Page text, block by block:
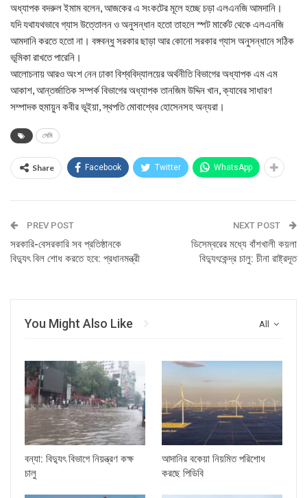
অধ্যাপক বদরুল ইমাম বলেন, আজকের এ সংকটের মূলে হচ্ছে চড়া এলএনজি আমদানি।
যদি যথাযথভাবে গ্যাস উত্তোলন ও অনুসন্ধান হতো তাহলে স্পট মার্কেট থেকে এলএনজি
আমদানি করতে হতো না। বঙ্গবন্ধু সরকার ছাড়া আর কোনো সরকার গ্যাস অনুসন্ধানে সঠিক
ভূমিকা রাখতে পারেনি।
আলোচনায় আরও অংশ নেন ঢাকা বিশ্ববিদ্যালয়ের অর্থনীতি বিভাগের অধ্যাপক এম এম
আকাশ, আন্তর্জাতিক সম্পর্ক বিভাগের অধ্যাপক তানজিম উদ্দিন খান, ক্যাবের সাধারণ
সম্পাদক হুমায়ুন কবীর ভূইয়া, স্থপতি মোবাশ্বের হোসেনসহ অন্যরা।
সেমি
Share Facebook Twitter WhatsApp
PREV POST
সরকারি-বেসরকারি সব প্রতিষ্ঠানকে
বিদ্যুৎ বিল শোধ করতে হবে: প্রধানমন্ত্রী
NEXT POST
ডিসেম্বরের মধ্যে বাঁশখালী কয়লা
বিদ্যুৎকেন্দ্র চালু: চীনা রাষ্ট্রদূত
All
You Might Also Like
বন্যা: বিদ্যুৎ বিভাগে নিয়ন্ত্রণ কক্ষ
চালু
আদানির বকেয়া নিয়মিত পরিশোধ
করছে পিডিবি